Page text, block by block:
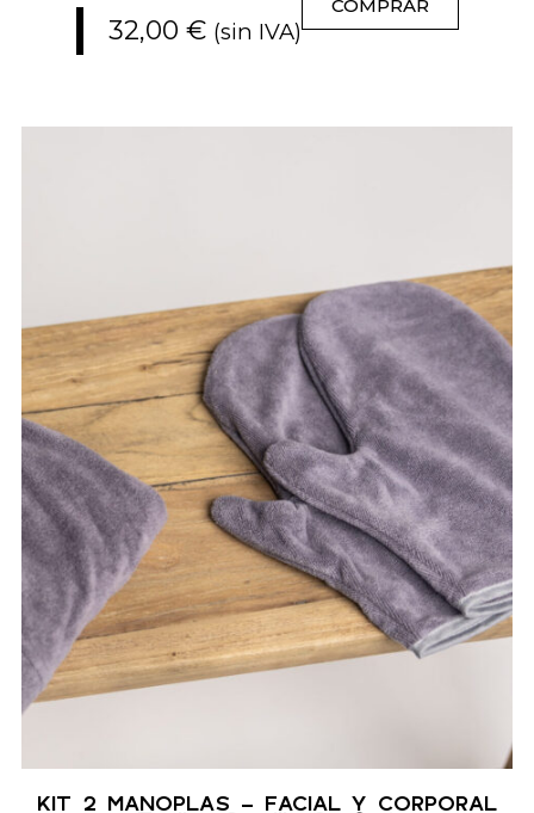
32,00 € (sin IVA)
COMPRAR
KIT 2 MANOPLAS – FACIAL Y CORPORAL